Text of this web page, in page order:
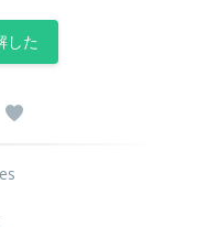
した